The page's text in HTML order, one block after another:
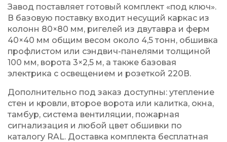
Завод поставляет готовый комплект «под ключ».
В базовую поставку входит несущий каркас из
колонн 80×80 мм, ригелей из двутавра и ферм
40×40 мм общим весом около 4,5 тонн, обшивка
профлистом или сэндвич-панелями толщиной
100 мм, ворота 3×2,5 м, а также базовая
электрика с освещением и розеткой 220В.
Дополнительно под заказ доступны: утепление
стен и кровли, второе ворота или калитка, окна,
тамбур, система вентиляции, пожарная
сигнализация и любой цвет обшивки по
каталогу RAL. Доставка комплекта бесплатная